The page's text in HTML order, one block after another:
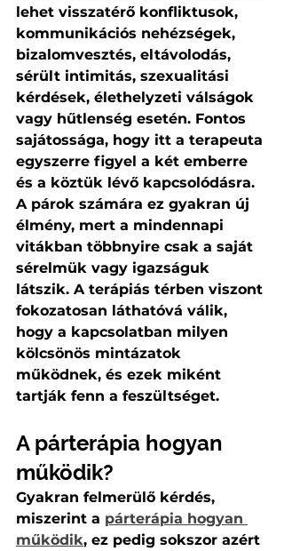
lehet visszatérő konfliktusok,
kommunikációs nehézségek,
bizalomvesztés, eltávolodás,
sérült intimitás, szexualitási
kérdések, élethelyzeti válságok
vagy hűtlenség esetén. Fontos
sajátossága, hogy itt a terapeuta
egyszerre figyel a két emberre
és a köztük lévő kapcsolódásra.
A párok számára ez gyakran új
élmény, mert a mindennapi
vitákban többnyire csak a saját
sérelmük vagy igazságuk
látszik. A terápiás térben viszont
fokozatosan láthatóvá válik,
hogy a kapcsolatban milyen
kölcsönös mintázatok
működnek, és ezek miként
tartják fenn a feszültséget.
A párterápia hogyan
működik?
Gyakran felmerülő kérdés,
miszerint a párterápia hogyan
működik, ez pedig sokszor azért